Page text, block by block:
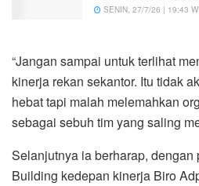
SENIN, 27/7/26 | 19:43
“Jangan sampai untuk terlihat
kinerja rekan sekantor. Itu tidak
hebat tapi malah melemahkan
sebagai sebuh tim yang saling
Selanjutnya ia berharap,
Building kedepan kinerja Biro